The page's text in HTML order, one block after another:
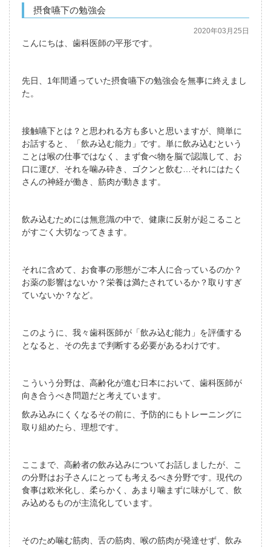
摂食嚥下の勉強会
2020年03月25日
こんにちは、歯科医師の平形です。
先日、1年間通っていた摂食嚥下の勉強会を無事に終えまし
た。
接触嚥下とは？と思われる方も多いと思いますが、簡単に
お話すると、「飲み込む能力」です。単に飲み込むという
ことは喉の仕事ではなく、まず食べ物を脳で認識して、お
口に運び、それを噛み砕き、ゴクンと飲む…それにはたく
さんの神経が働き、筋肉が動きます。
飲み込むためには無意識の中で、健康に反射が起こること
がすごく大切なってきます。
それに含めて、お食事の形態がご本人に合っているのか？
お薬の影響はないか？栄養は満たされているか？取りすぎ
ていないか？など。
このように、我々歯科医師が「飲み込む能力」を評価する
となると、その先まで判断する必要があるわけです。
こういう分野は、高齢化が進む日本において、歯科医師が
向き合うべき問題だと考えています。
飲み込みにくくなるその前に、予防的にもトレーニングに
取り組めたら、理想です。
ここまで、高齢者の飲み込みについてお話しましたが、こ
の分野はお子さんにとっても考えるべき分野です。現代の
食事は欧米化し、柔らかく、あまり噛まずに味がして、飲
み込めるものが主流化しています。
そのため噛む筋肉、舌の筋肉、喉の筋肉が発達せず、飲み